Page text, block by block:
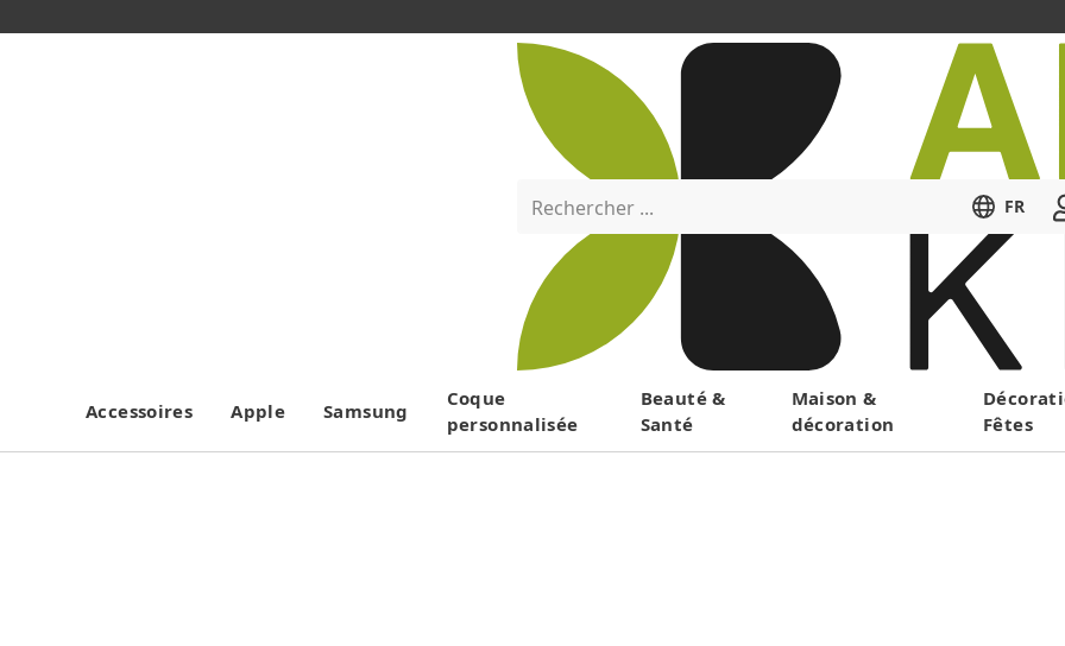
Menu
Rechercher ... FR
Accessoires Apple Samsung
Coque
personnalisée
Beauté &
Santé
Maison &
décoration
Fêtes